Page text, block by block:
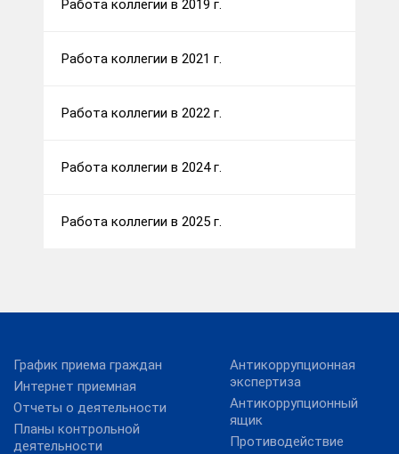
Работа коллегии в 2019 г.
Работа коллегии в 2021 г.
Работа коллегии в 2022 г.
Работа коллегии в 2024 г.
Работа коллегии в 2025 г.
График приема граждан
Интернет приемная
Отчеты о деятельности
Планы контрольной
деятельности
Антикоррупционная
экспертиза
Антикоррупционный
ящик
Противодействие